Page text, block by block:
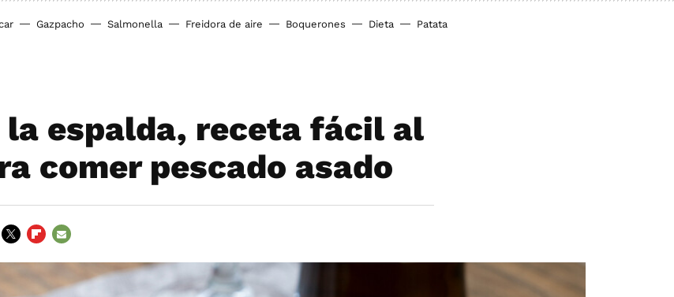
Gazpacho Salmonella Freidora de aire Boquerones Dieta Patata
la espalda, receta fácil al
comer pescado asado